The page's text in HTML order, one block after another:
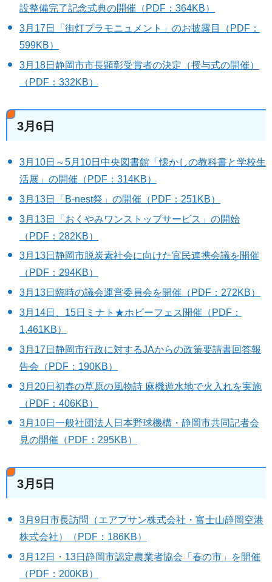
設整備完了記念式典の開催（PDF：364KB）
3月17日「街灯プラモニュメント」のお披露目（PDF：
599KB）
3月18日静岡市市長顕彰受賞者の決定（授与式の開催）
（PDF：332KB）
3月6日
3月10日～5月10日中央図書館「懐かしの教科書と学校生
活展」の開催（PDF：314KB）
3月13日「B-nest祭」の開催（PDF：251KB）
3月13日「おくやみワンストップサービス」の開始
（PDF：282KB）
3月13日静岡市脱炭素社会に向けた官民連携会議を開催
（PDF：294KB）
3月13日臨時の議会運営委員会を開催（PDF：272KB）
3月14日、15日ミナト★ホビーフェス開催（PDF：
1,461KB）
3月17日静岡市行政に対するJAからの政策要請書回答報
告会（PDF：190KB）
3月20日初春の草原の風物詩 麻機遊水地で火入れを実施
（PDF：406KB）
3月10日一般社団法人日本野球機構・静岡市共同記者会
見の開催（PDF：295KB）
3月5日
3月9日市長訪問（エアプサン株式会社・富士山静岡空港
株式会社）（PDF：186KB）
3月12日・13日静岡市認定農業者協会「春の市」を開催
（PDF：200KB）